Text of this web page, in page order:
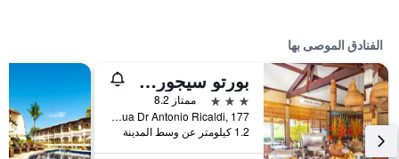
الفنادق الموصى بها
بورتو سيجورو إكو باهيا هوتل
3 نجوم
ممتاز 8.2
Rua Dr Antonio Ricaldi, 177, بورتو سيغورو, البرازيل
1.2 كيلومتر عن وسط المدينة